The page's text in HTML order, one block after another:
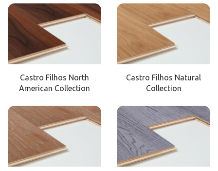
Castro Filhos North
American Collection
Castro Filhos Natural
Collection